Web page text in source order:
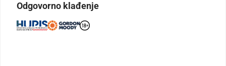
Odgovorno klađenje